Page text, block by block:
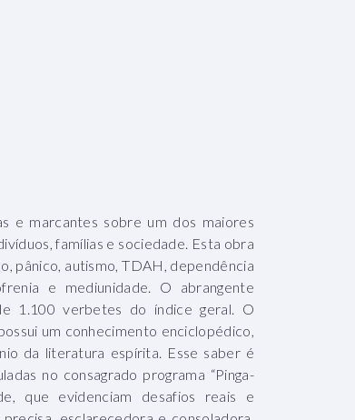
e marcantes sobre um dos maiores
famílias e sociedade. Esta obra
pânico, autismo, TDAH, dependência
e mediunidade. O abrangente
1.100 verbetes do índice geral. O
um conhecimento enciclopédico,
da literatura espírita. Esse saber é
no consagrado programa “Pinga-
que evidenciam desafios reais e